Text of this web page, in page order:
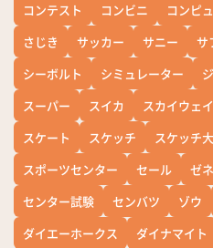
コンテスト
コンビニ コンピ
さじき
サッカー サニー サ
シーボルト
シミュレーター
スーパー
スイカ スカイウェイ
スケート
スケッチ スケッチ
スポーツセンター
セール ゼ
センター試験
センバツ ゾウ
ダイエーホークス
ダイナマイト